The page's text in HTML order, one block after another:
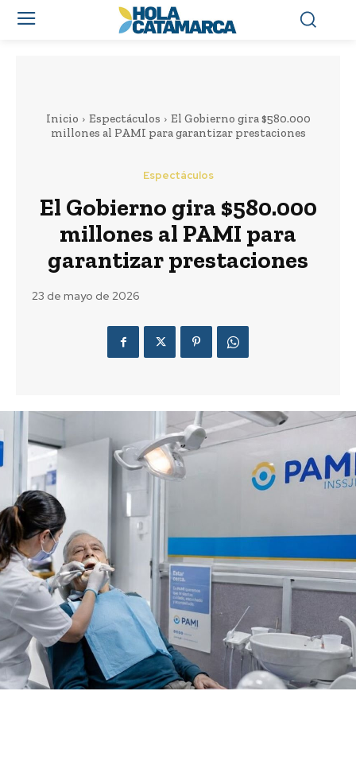
Inicio Espectáculos
El Gobierno gira $580.000
millones al PAMI para garantizar prestaciones
Espectáculos
El Gobierno gira $580.000
millones al PAMI para
garantizar prestaciones
23 de mayo de 2026